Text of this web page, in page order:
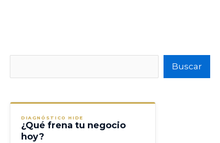
Buscar
DIAGNÓSTICO HIDE
¿Qué frena tu negocio
hoy?